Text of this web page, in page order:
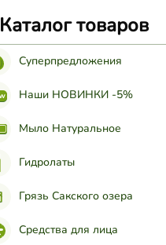
Каталог товаров
Суперпредложения
Наши НОВИНКИ -5%
Мыло Натуральное
Гидролаты
Грязь Сакского озера
Средства для лица